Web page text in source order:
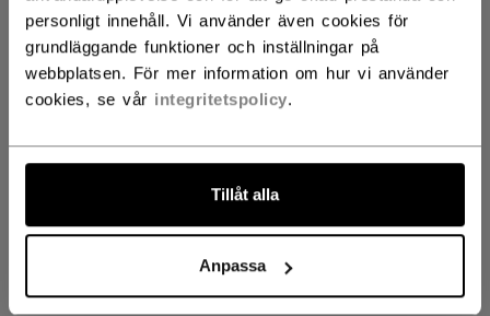
personligt innehåll. Vi använder även cookies för
grundläggande funktioner och inställningar på
webbplatsen. För mer information om hur vi använder
cookies, se vår integritetspolicy.
Tillåt alla
Anpassa
STORLEKSGUIDE
S M L XL 2XL